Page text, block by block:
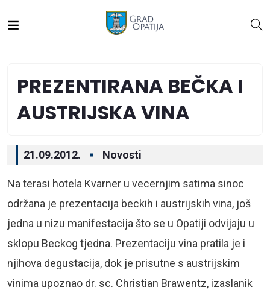
PREZENTIRANA BEČKA I
AUSTRIJSKA VINA
21.09.2012. Novosti
Na terasi hotela Kvarner u vecernjim satima sinoc
održana je prezentacija beckih i austrijskih vina, još
jedna u nizu manifestacija što se u Opatiji odvijaju u
sklopu Beckog tjedna. Prezentaciju vina pratila je i
njihova degustacija, dok je prisutne s austrijskim
vinima upoznao dr. sc. Christian Brawentz, izaslanik